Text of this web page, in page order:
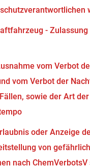
- Zulassung
vom Verbot
vom Verbot der
sowie der Art
oder Anzeige
von
nach ChemVerbotsV